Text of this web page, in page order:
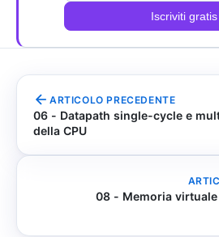
Email Iscriviti gratis
ARTICOLO PRECEDENTE
06 - Datapath single-cycle e
della CPU
08 - Memoria virtuale